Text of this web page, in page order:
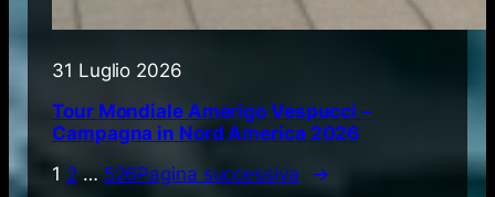
31 Luglio 2026
Tour Mondiale Amerigo Vespucci –
Campagna in Nord America 2026
1 2 … 526Pagina successiva →